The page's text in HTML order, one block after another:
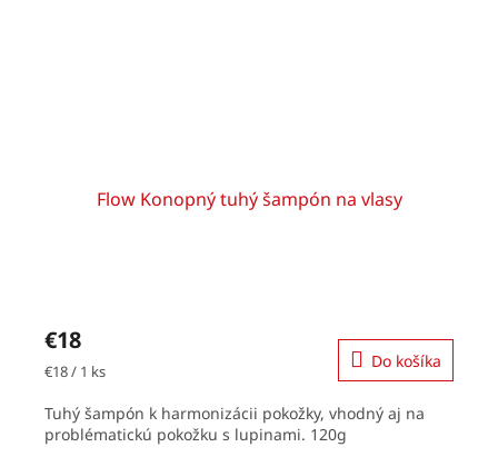
Flow Konopný tuhý šampón na vlasy
€18
Jednotková
€18 / 1 ks Do košíka
Tuhý šampón k harmonizácii pokožky, vhodný aj na
problématickú pokožku s lupinami. 120g